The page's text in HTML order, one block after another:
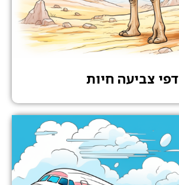
דפי צביעה חיות